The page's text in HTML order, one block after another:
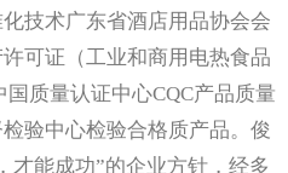
技术广东省酒店用品协会会
可证（工业和商用电热食品
质量认证中心CQC产品质量
验中心检验合格质产品。俊
才能成功”的企业方针，经多